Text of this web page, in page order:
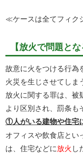
≪ケースは全てフィク
【放火で問題とな
故意に火をつける行為
火災を生じさせてしま
放火に関する罪は、被
より区別され、罰条も
①人がいる建物や住宅
オフィスや飲食店とい
は、住宅などに放火 し